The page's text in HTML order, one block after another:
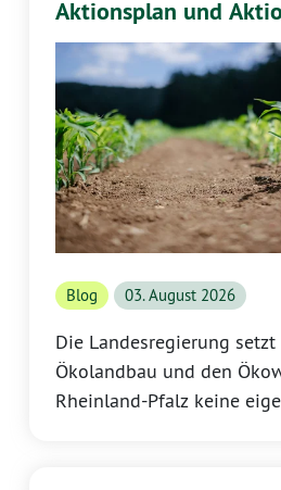
Aktionsplan und
Blog 03. August 2026
Die Landesregierung
Ökolandbau und den
Rheinland-Pfalz keine